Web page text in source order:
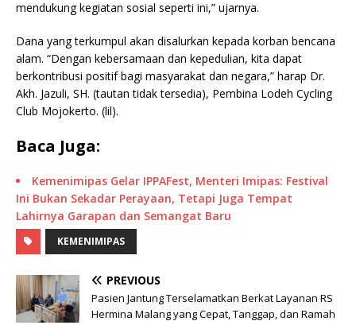
mendukung kegiatan sosial seperti ini,” ujarnya.
Dana yang terkumpul akan disalurkan kepada korban bencana
alam. “Dengan kebersamaan dan kepedulian, kita dapat
berkontribusi positif bagi masyarakat dan negara,” harap Dr.
Akh. Jazuli, SH. (tautan tidak tersedia), Pembina Lodeh Cycling
Club Mojokerto. (lil).
Baca Juga:
Kemenimipas Gelar IPPAFest, Menteri Imipas: Festival
Ini Bukan Sekadar Perayaan, Tetapi Juga Tempat
Lahirnya Garapan dan Semangat Baru
KEMENIMIPAS
PREVIOUS
Pasien Jantung Terselamatkan Berkat Layanan RS
Hermina Malang yang Cepat, Tanggap, dan Ramah